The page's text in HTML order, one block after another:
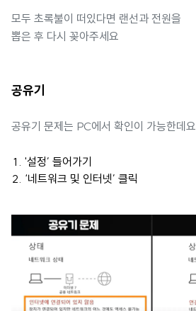
모두 초록불이 떠있다면 랜선과 전원을
뽑은 후 다시 꽂아주세요
공유기
공유기 문제는 PC에서 확인이 가능한데요
'설정’ 들어가기
‘네트워크 및 인터넷’ 클릭